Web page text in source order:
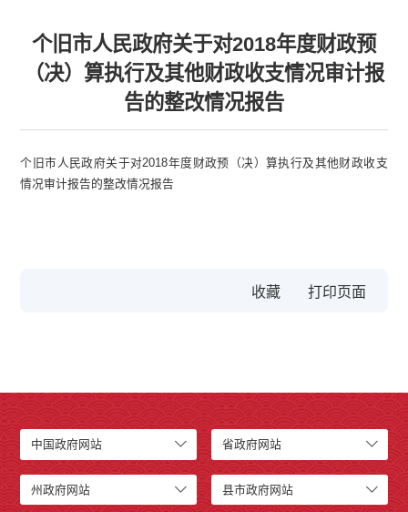
个旧市人民政府关于对2018年度财政预
（决）算执行及其他财政收支情况审计报
告的整改情况报告
个旧市人民政府关于对2018年度财政预（决）算执行及其他财政收支
情况审计报告的整改情况报告
收藏
中国政府网站 省政府网站
州政府网站 县市政府网站